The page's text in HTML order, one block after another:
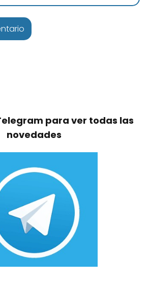
para ver todas las
novedades